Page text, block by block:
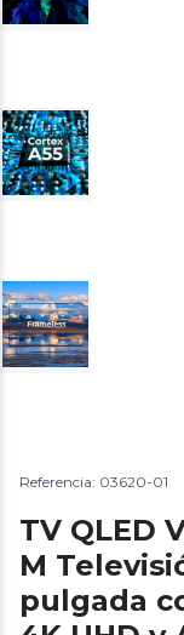
Referencia: 03620-01
TV QLED
M
pulgada